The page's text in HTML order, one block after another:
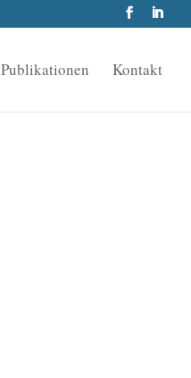
Publikationen Kontakt